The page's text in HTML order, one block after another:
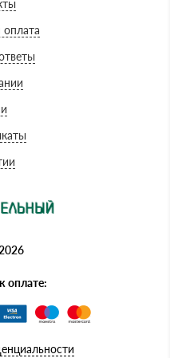
оплата
оплате: